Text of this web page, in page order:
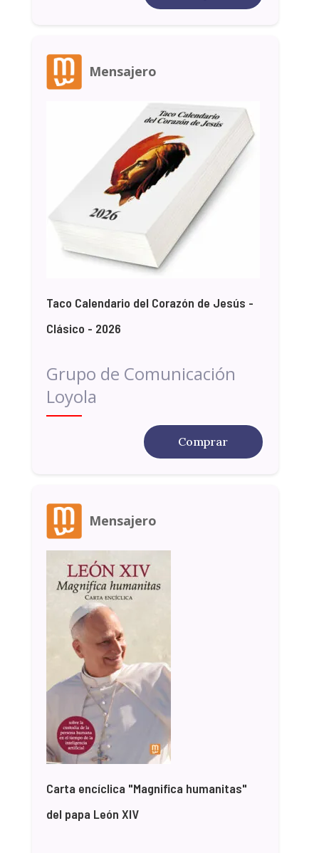
Mensajero
Taco Calendario del Corazón de Jesús -
Clásico - 2026
Grupo de Comunicación
Loyola
Comprar
Mensajero
Carta encíclica "Magnifica humanitas"
del papa León XIV